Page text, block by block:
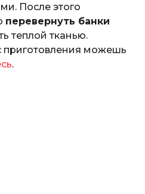
После этого
перевернуть банки
теплой тканью.
приготовления можешь
.